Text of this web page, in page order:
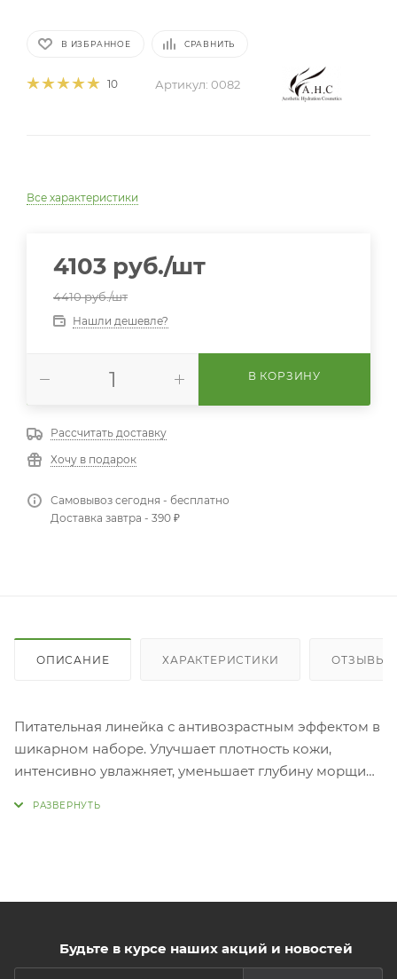
В ИЗБРАННОЕ СРАВНИТЬ
10 Артикул: 0082
Все характеристики
4103 руб./шт
4410руб./шт
Нашли дешевле?
В КОРЗИНУ
Рассчитать доставку
Хочу в подарок
Самовывоз сегодня - бесплатно
Доставка завтра - 390 ₽
ОПИСАНИЕ ХАРАКТЕРИСТИКИ ОТЗЫВЫ
Питательная линейка с антивозрастным эффектом в
шикарном наборе. Улучшает плотность кожи,
интенсивно увлажняет, уменьшает глубину морщин ,
AHC Renew-Age Ampoule - 1шт (30 мл)
Будьте в курсе наших акций и новостей